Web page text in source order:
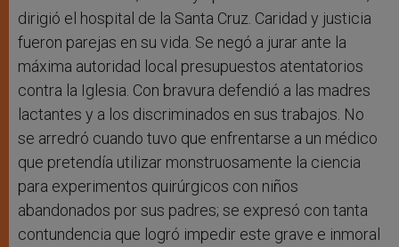
dirigió el hospital de la Santa Cruz. Caridad y justicia
fueron parejas en su vida. Se negó a jurar ante la
máxima autoridad local presupuestos atentatorios
contra la Iglesia. Con bravura defendió a las madres
lactantes y a los discriminados en sus trabajos. No
se arredró cuando tuvo que enfrentarse a un médico
que pretendía utilizar monstruosamente la ciencia
para experimentos quirúrgicos con niños
abandonados por sus padres; se expresó con tanta
contundencia que logró impedir este grave e inmoral